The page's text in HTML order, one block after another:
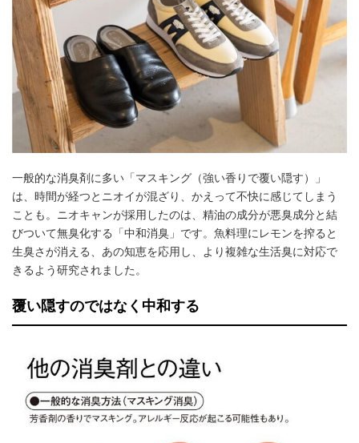
一般的な消臭剤に多い「マスキング（強い香りで覆い隠す）」
は、時間が経つとニオイが混ざり、かえって不快に感じてしまう
ことも。ニオキャンが採用したのは、精油の成分が悪臭成分と結
びついて無臭化する「中和消臭」です。魚料理にレモンを搾ると
生臭さが消える、あの知恵を応用し、より複雑な生活臭に対応で
きるよう研究されました。
覆い隠すのではなく中和する